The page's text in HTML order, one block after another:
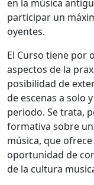
en la música
participar un
oyentes.
El Curso tiene por
aspectos de la
posibilidad de
de escenas a solo
periodo. Se trata,
formativa sobre
música, que
oportunidad de
de la cultura